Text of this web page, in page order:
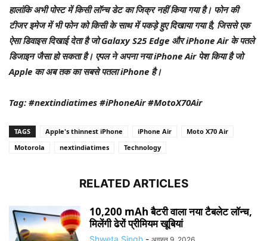
हालांकि अभी पोस्ट में किसी लॉन्च डेट का जिक्र नहीं किया गया है। फोन की
टीजर इमेज में भी फोन को किसी के साथ में पकड़े हुए दिखाया गया है, जिससे एक
ऐसा डिवाइस दिखाई देता है जो Galaxy S25 Edge और iPhone Air के पतले
डिजाइन जैसा हो सकता है। एपल ने अपना नया iPhone Air पेश किया है जो
Apple का अब तक का सबसे पतला iPhone है।
Tag: #nextindiatimes #iPhoneAir #MotoX70Air
TAGS Apple's thinnest iPhone iPhone Air
Moto X70 Air
Motorola
nextindiatimes Technology
RELATED ARTICLES
10,200 mAh बैटरी वाला नया टैबलेट लॉन्च,
मिलेंगी ढेरों प्रीमियम खूबियां
Shweta Singh -